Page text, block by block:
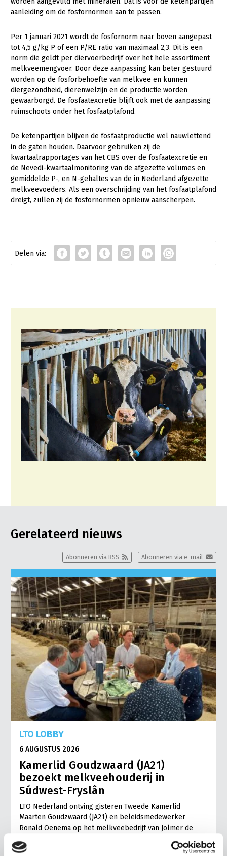
Pluimveehouderij
Schapenhouderij
Varkenshouderij
Vleesveehouderij
Glastuinbouw
Paddenstoelen
Vollegrondsgroente
Webinars
Over LTO
LTO Nederland
Mensen
Bestuur en Directie
Medewerkers
Jaarverslag 2023
Vacatures
Contact
aanleiding om de fosfornormen aan te passen.
Per 1 januari 2021 wordt de fosfornorm naar boven aangepast
tot 4,5 g/kg P of een P/RE ratio van maximaal 2,3. Dit is een
norm die geldt per diervoerbedrijf over het hele assortiment
melkveemengvoer. Door deze aanpassing kan beter gestuurd
worden op de fosforbehoefte van melkvee en kunnen
diergezondheid, dierenwelzijn en de productie worden
gewaarborgd. De fosfaatexcretie blijft ook met de aanpassing
ruimschoots onder het fosfaatplafond.
De ketenpartijen blijven de fosfaatproductie wel nauwlettend
in de gaten houden. Daarvoor gebruiken zij de
kwartaalrapportages van het CBS over de fosfaatexcretie en
de Nevedi-kwartaalmonitoring van de afgezette volumes en
gemiddelde P-, en N-gehaltes van de in Nederland afgezette
melkveevoeders. Als een overschrijding van het fosfaatplafond
dreigt, zullen zij de fosfornormen opnieuw aanscherpen.
Gerelateerd nieuws
Abonneren via e-mail
Abonneren via RSS
LTO LOBBY
6 AUGUSTUS 2026
Kamerlid Goudzwaard (JA21)
bezoekt melkveehouderij in
Súdwest-Fryslân
LTO Nederland ontving gisteren Tweede Kamerlid
Maarten Goudzwaard (JA21) en beleidsmedewerker
Ronald Oenema op het melkveebedrijf van Jolmer de